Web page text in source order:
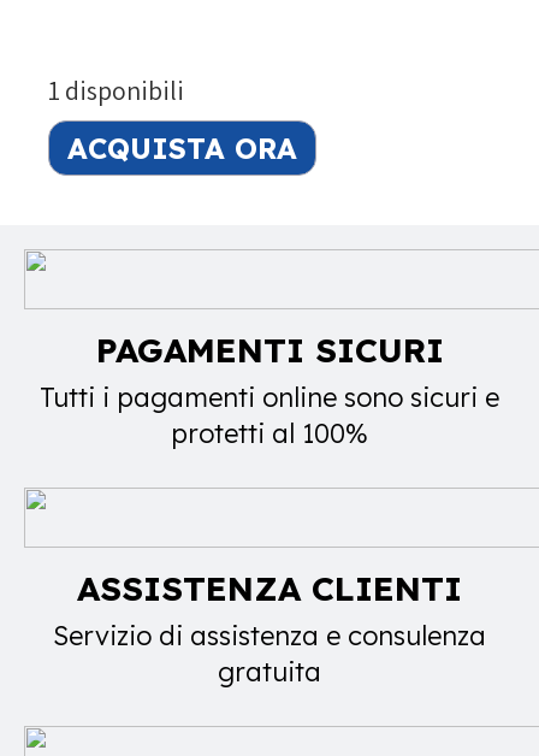
1 disponibili
ACQUISTA ORA
PAGAMENTI SICURI
Tutti i pagamenti online sono sicuri e
protetti al 100%
ASSISTENZA CLIENTI
Servizio di assistenza e consulenza
gratuita